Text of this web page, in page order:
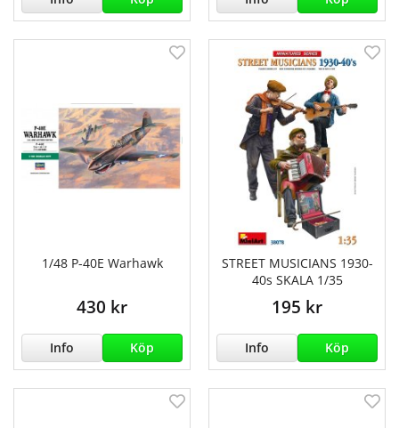
1/48 P-40E Warhawk
430 kr
Info Köp
STREET MUSICIANS 1930-
40s SKALA 1/35
195 kr
Info Köp